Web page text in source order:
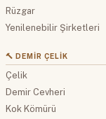
Rüzgar
Yenilenebilir Şirketleri
🔨 DEMIR ÇELIK
Çelik
Demir Cevheri
Kok Kömürü